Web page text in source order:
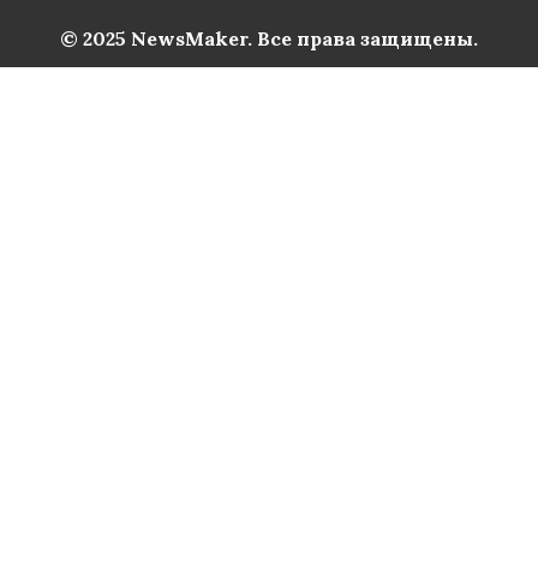
© 2025 NewsMaker. Все права защищены.